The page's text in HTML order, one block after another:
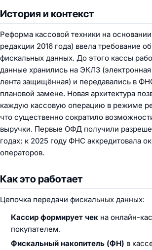
История и контекст
Реформа кассовой техники на
редакции 2016 года) ввела требование
фискальных данных. До этого кассы
данные хранились на ЭКЛЗ (электронная
лента защищённая) и передавались в
плановой замене. Новая архитектура
каждую кассовую операцию в режиме
что существенно сократило
выручки. Первые ОФД получили
годах; к 2025 году ФНС аккредитовала
операторов.
Как это работает
Цепочка передачи фискальных данных:
Кассир формирует чек на онлайн-
покупателем.
Фискальный накопитель (ФН) в